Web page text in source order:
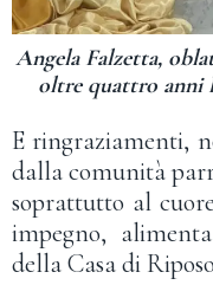
Angela Falzetta,
oltre quattro anni
E ringraziamenti,
dalla comunità
soprattutto al
impegno,
della Casa di